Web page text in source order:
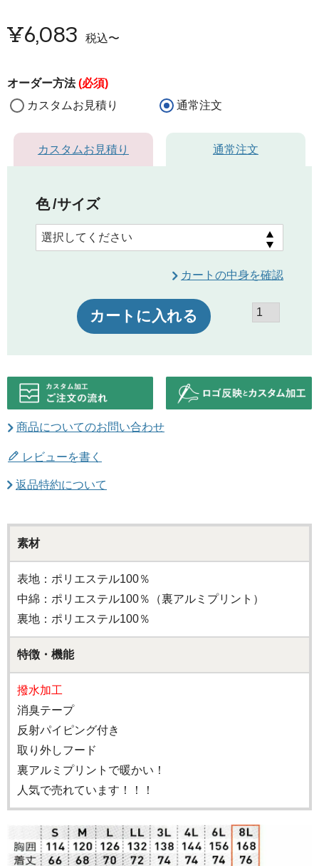
¥6,083 税込〜
オーダー方法(必須)
カスタムお見積り
通常注文
カスタムお見積り 通常注文
色 サイズ
カートの中身を確認
カートに入れる
商品についてのお問い合わせ
レビューを書く
返品特約について
素材
表地：ポリエステル100％
中綿：ポリエステル100％（裏アルミプリント）
裏地：ポリエステル100％
特徴・機能
撥水加工
消臭テープ
反射パイピング付き
取り外しフード
裏アルミプリントで暖かい！
人気で売れています！！！